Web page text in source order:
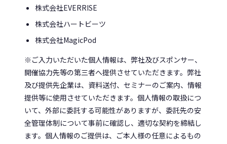
株式会社EVERRISE
株式会社ハートビーツ
株式会社MagicPod
※ご入力いただいた個人情報は、弊社及びスポンサー、
開催協力先等の第三者へ提供させていただきます。弊社
及び提供先企業は、資料送付、セミナーのご案内、情報
提供等に使用させていただきます。個人情報の取扱につ
いて、外部に委託する可能性がありますが、委託先の安
全管理体制について事前に確認し、適切な契約を締結し
ます。個人情報のご提供は、ご本人様の任意によるもの